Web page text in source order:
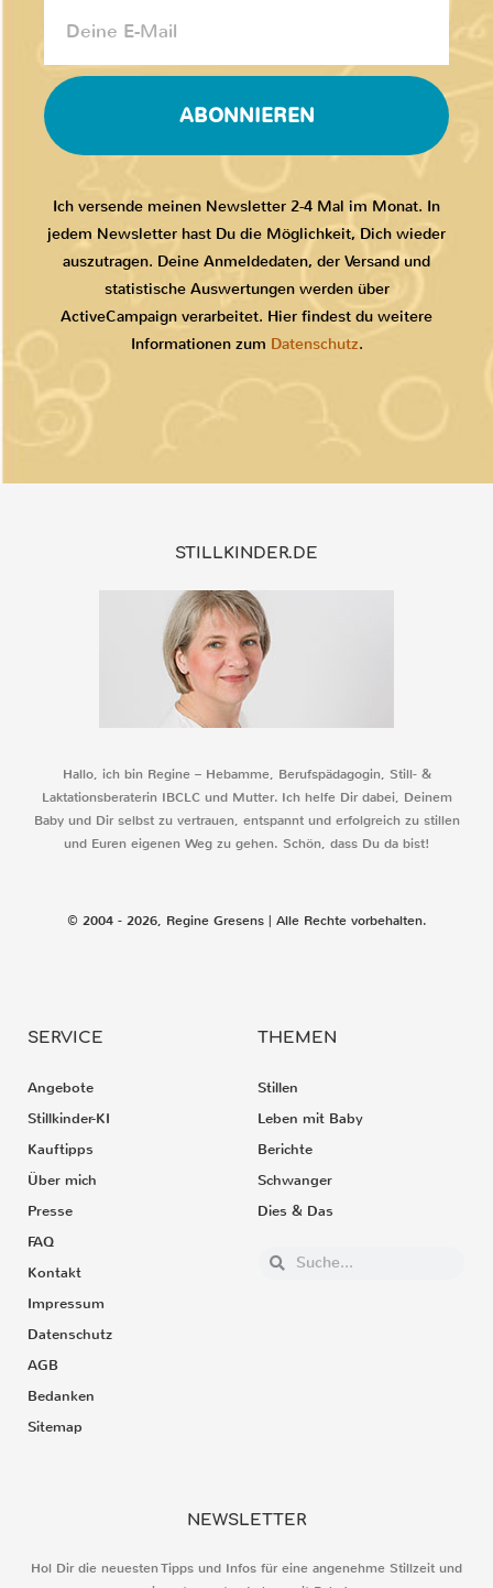
ABONNIEREN
Ich versende meinen Newsletter 2-4 Mal im Monat. In
jedem Newsletter hast Du die Möglichkeit, Dich wieder
auszutragen. Deine Anmeldedaten, der Versand und
statistische Auswertungen werden über
ActiveCampaign verarbeitet. Hier findest du weitere
Informationen zum Datenschutz.
STILLKINDER.DE
Hallo, ich bin Regine – Hebamme, Berufspädagogin, Still- &
Laktationsberaterin IBCLC und Mutter. Ich helfe Dir dabei, Deinem
Baby und Dir selbst zu vertrauen, entspannt und erfolgreich zu stillen
und Euren eigenen Weg zu gehen. Schön, dass Du da bist!
© 2004 - 2026, Regine Gresens | Alle Rechte vorbehalten.
SERVICE
Angebote
Stillkinder-KI
Kauftipps
Über mich
Presse
FAQ
Kontakt
Impressum
Datenschutz
AGB
Bedanken
Sitemap
THEMEN
Stillen
Leben mit Baby
Berichte
Schwanger
Dies & Das
NEWSLETTER
Hol Dir die neuesten Tipps und Infos für eine angenehme Stillzeit und